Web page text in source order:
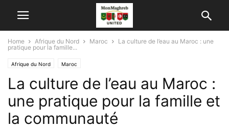
Home Afrique du Nord Maroc
La culture de l’eau au Maroc : une
pratique pour la famille...
Afrique du Nord Maroc
La culture de l’eau au Maroc :
une pratique pour la famille et
la communauté